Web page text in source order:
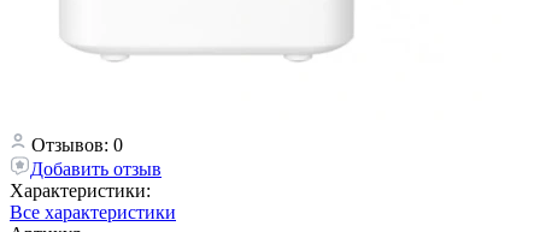
Отзывов: 0
Добавить отзыв
Характеристики:
Все характеристики